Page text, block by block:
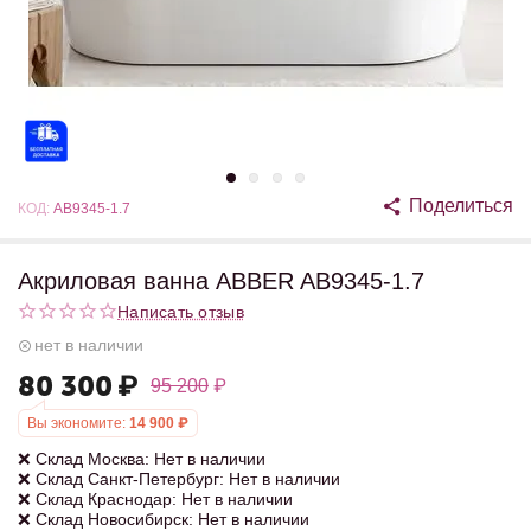
КОД: AB9345-1.7 Поделиться
Акриловая ванна ABBER AB9345-1.7
Написать отзыв
нет в наличии
80 300 ₽ 95 200 ₽
Вы экономите: 14 900 ₽
❌ Склад Москва: Нет в наличии
❌ Склад Санкт-Петербург: Нет в наличии
❌ Склад Краснодар: Нет в наличии
❌ Склад Новосибирск: Нет в наличии